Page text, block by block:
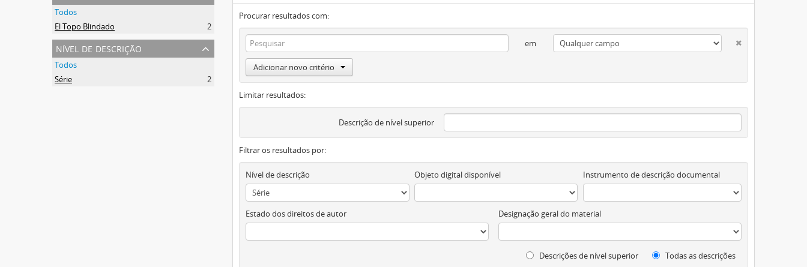
Todos
El Topo Blindado
2
nível de descrição
Todos
Série
2
Procurar resultados com:
em
Adicionar novo critério
Limitar resultados:
Descrição de nível superior
Filtrar os resultados por:
Nível de descrição Objeto digital disponível Instrumento de descrição documental
Estado dos direitos de autor Designação geral do material
Descrições de nível superior Todas as descrições